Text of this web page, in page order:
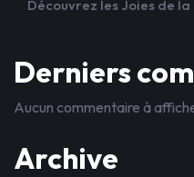
Découvrez les Joies de la
Derniers
Aucun commentaire à
Archive